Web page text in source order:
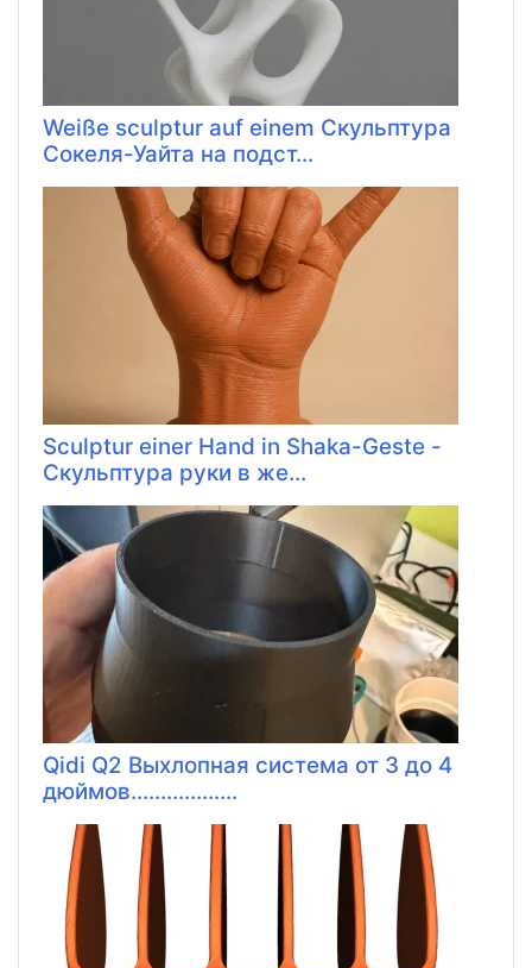
Weiße sculptur auf einem Скульптура
Сокеля-Уайта на подст...
Sculptur einer Hand in Shaka-Geste -
Скульптура руки в же...
Qidi Q2 Выхлопная система от 3 до 4
дюймов..................